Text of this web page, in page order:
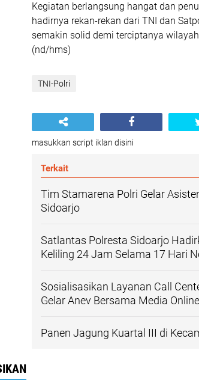
Kegiatan berlangsung hangat dan
hadirnya rekan-rekan dari TNI dan
semakin solid demi terciptanya
(nd/hms)
TNI-Polri
masukkan script iklan disini
Terkait
Tim Stamarena Polri Gelar
Sidoarjo
Satlantas Polresta Sidoarjo
Keliling 24 Jam Selama 17 Hari
Sosialisasikan Layanan Call
Gelar Anev Bersama Media
Panen Jagung Kuartal III di